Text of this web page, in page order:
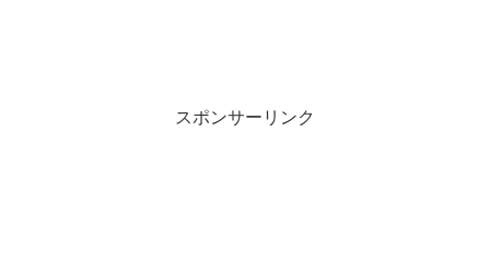
スポンサーリンク